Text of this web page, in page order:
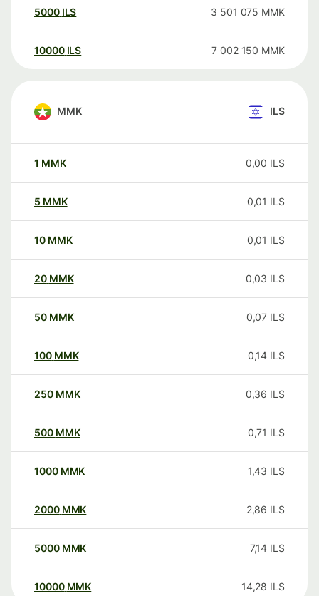
5000 ILS 3 501 075 MMK
10000 ILS 7 002 150 MMK
MMK ILS
1 MMK 0,00 ILS
5 MMK 0,01 ILS
10 MMK 0,01 ILS
20 MMK 0,03 ILS
50 MMK 0,07 ILS
100 MMK 0,14 ILS
250 MMK 0,36 ILS
500 MMK 0,71 ILS
1000 MMK 1,43 ILS
2000 MMK 2,86 ILS
5000 MMK 7,14 ILS
10000 MMK 14,28 ILS